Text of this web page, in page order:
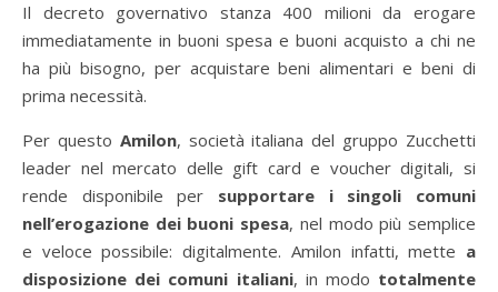
Il decreto governativo stanza 400 milioni da erogare
immediatamente in buoni spesa e buoni acquisto a chi ne
ha più bisogno, per acquistare beni alimentari e beni di
prima necessità.
Per questo Amilon, società italiana del gruppo Zucchetti
leader nel mercato delle gift card e voucher digitali, si
rende disponibile per supportare i singoli comuni
nell’erogazione dei buoni spesa, nel modo più semplice
e veloce possibile: digitalmente. Amilon infatti, mette a
disposizione dei comuni italiani, in modo totalmente